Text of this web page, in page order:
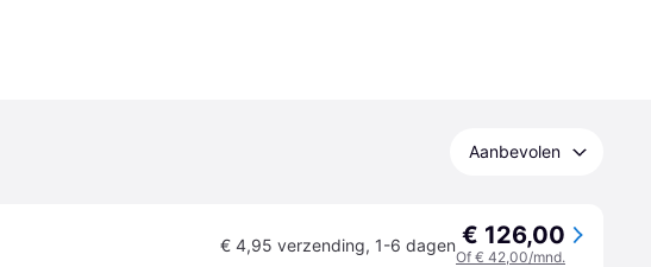
Aanbevolen
€ 4,95 verzending, 1-6 dagen € 126,00
Of € 42,00/mnd.